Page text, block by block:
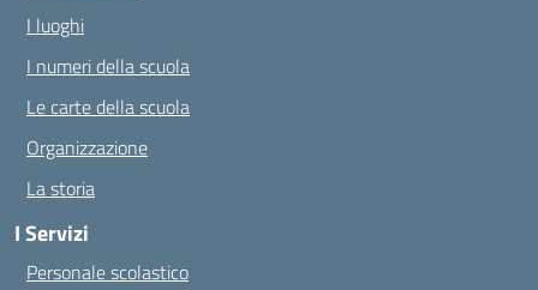
I luoghi
I numeri della scuola
Le carte della scuola
Organizzazione
La storia
I Servizi
Personale scolastico